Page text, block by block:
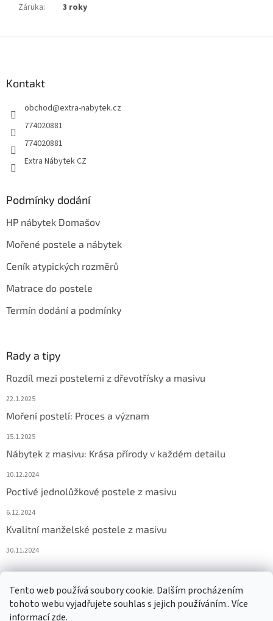
Tento web používá soubory cookie. Dalším procházením
tohoto webu vyjadřujete souhlas s jejich používáním.. Více
informacízde.
Záruka: 3 roky
Kontakt
obchod@extra-nabytek.cz
774020881
774020881
Extra Nábytek CZ
Podmínky dodání
HP nábytek Domašov
Mořené postele a nábytek
Ceník atypických rozměrů
Matrace do postele
Termín dodání a podmínky
Rady a tipy
Rozdíl mezi postelemi z dřevotřísky a masivu
22.1.2025
Moření postelí: Proces a význam
15.1.2025
Nábytek z masivu: Krása přírody v každém detailu
10.12.2024
Poctivé jednolůžkové postele z masivu
6.12.2024
Kvalitní manželské postele z masivu
30.11.2024